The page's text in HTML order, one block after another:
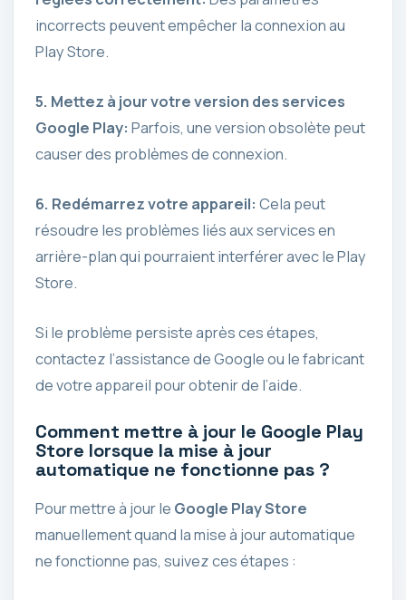
incorrects peuvent empêcher la connexion au
Play Store.
5. Mettez à jour votre version des services
Google Play: Parfois, une version obsolète peut
causer des problèmes de connexion.
6. Redémarrez votre appareil: Cela peut
résoudre les problèmes liés aux services en
arrière-plan qui pourraient interférer avec le Play
Store.
Si le problème persiste après ces étapes,
contactez l’assistance de Google ou le fabricant
de votre appareil pour obtenir de l’aide.
Comment mettre à jour le Google Play
Store lorsque la mise à jour
automatique ne fonctionne pas ?
Pour mettre à jour le Google Play Store
manuellement quand la mise à jour automatique
ne fonctionne pas, suivez ces étapes :